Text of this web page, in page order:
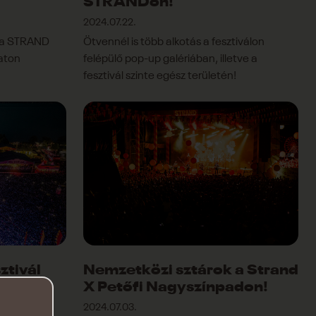
STRAND
STRANDon!
2024.07.22.
Ötvennél is több alkotás a fesztiválon
felépülő pop-up galériában, illetve a
fesztivál szinte egész területén!
Nemzetközi sztárok a Strand
X Petőfi Nagyszínpadon!
2024.07.03.